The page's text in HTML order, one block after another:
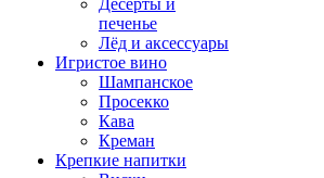
Десерты и
печенье
Лёд и аксессуары
Игристое вино
Шампанское
Просекко
Кава
Креман
Крепкие напитки